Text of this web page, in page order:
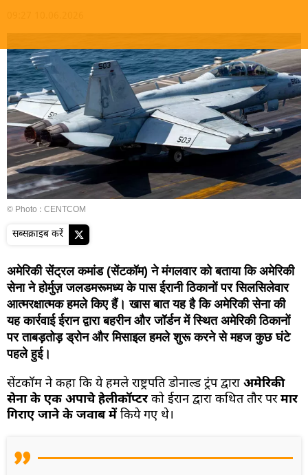
© Photo : CENTCOM
सब्सक्राइब करें
अमेरिकी सेंट्रल कमांड (सेंटकॉम) ने मंगलवार को बताया कि अमेरिकी
सेना ने होर्मुज़ जलडमरूमध्य के पास ईरानी ठिकानों पर सिलसिलेवार
आत्मरक्षात्मक हमले किए हैं। खास बात यह है कि अमेरिकी सेना की
यह कार्रवाई ईरान द्वारा बहरीन और जॉर्डन में स्थित अमेरिकी ठिकानों
पर ताबड़तोड़ ड्रोन और मिसाइल हमले शुरू करने से महज कुछ घंटे
पहले हुई।
सेंटकॉम ने कहा कि ये हमले राष्ट्रपति डोनाल्ड ट्रंप द्वारा अमेरिकी
सेना के एक अपाचे हेलीकॉप्टरको ईरान द्वारा कथित तौर परमार
गिराए जाने के जवाब में किये गए थे।